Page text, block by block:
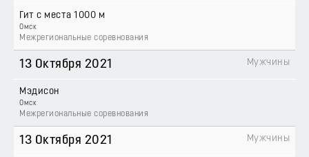
Гит с места 1000 м
Омск
Межрегиональные соревнования
13 Октября 2021
Мэдисон
Омск
Межрегиональные соревнования
Мужчины
13 Октября 2021 Мужчины